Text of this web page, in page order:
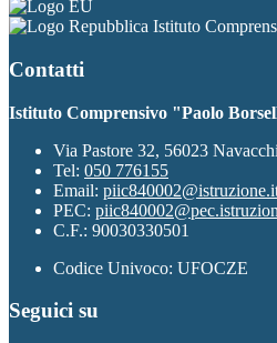
Istituto
Contatti
Istituto Comprensivo "Paolo
Via Pastore 32, 56023
Tel: 050 776155
Email:
PEC:
C.F.: 90030330501
Codice Univoco: UFOCZE
Seguici su